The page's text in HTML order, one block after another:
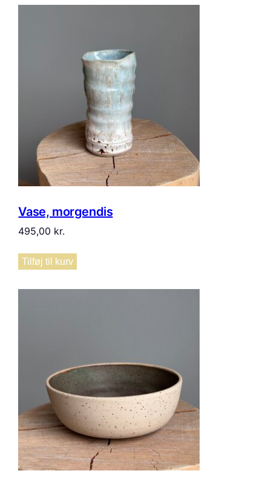
Vase, morgendis
495,00 kr.
Tilføj til kurv